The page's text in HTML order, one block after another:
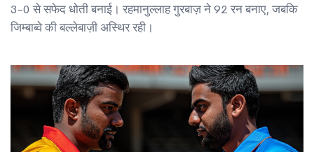
3-0 से सफेद धोती बनाई। रहमानुल्लाह गुरबाज़ ने 92 रन बनाए, जबकि
जिम्बाब्वे की बल्लेबाज़ी अस्थिर रही।